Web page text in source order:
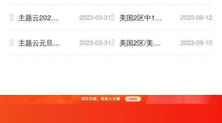
告
年五一放假公
告
4 主题云2023
年春节放假公
2023-03-31
5 主题云元旦大 2023-03-31
至下午5点
3小时通知
4 美国2区中1区
将于9.17号被
2023-09-12
5 美国2区/美国 2023-09-10